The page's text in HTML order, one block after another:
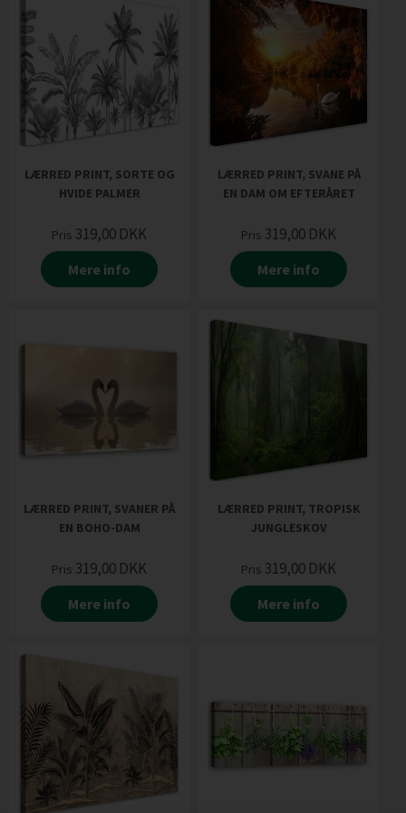
LÆRRED PRINT, SORTE OG
HVIDE PALMER
Pris 319,00 DKK
Mere info
LÆRRED PRINT, SVANE PÅ
EN DAM OM EFTERÅRET
Pris 319,00 DKK
Mere info
LÆRRED PRINT, SVANER PÅ
EN BOHO-DAM
Pris 319,00 DKK
Mere info
LÆRRED PRINT, TROPISK
JUNGLESKOV
Pris 319,00 DKK
Mere info